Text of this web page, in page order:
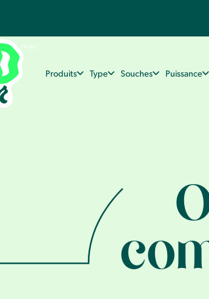
Produits Type Souches Puissance